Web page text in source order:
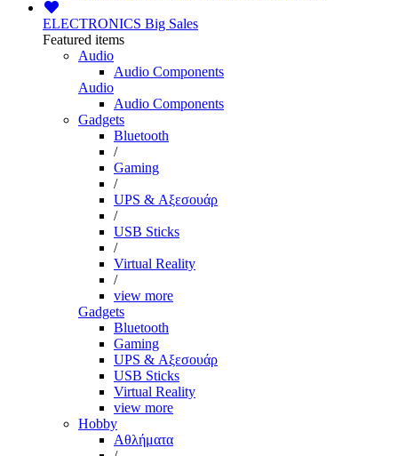
ELECTRONICS Big Sales
Featured items
Audio
Audio Components
Audio
Audio Components
Gadgets
Bluetooth
/
Gaming
/
UPS & Αξεσουάρ
/
USB Sticks
/
Virtual Reality
/
view more
Gadgets
Bluetooth
Gaming
UPS & Αξεσουάρ
USB Sticks
Virtual Reality
view more
Hobby
Αθλήματα